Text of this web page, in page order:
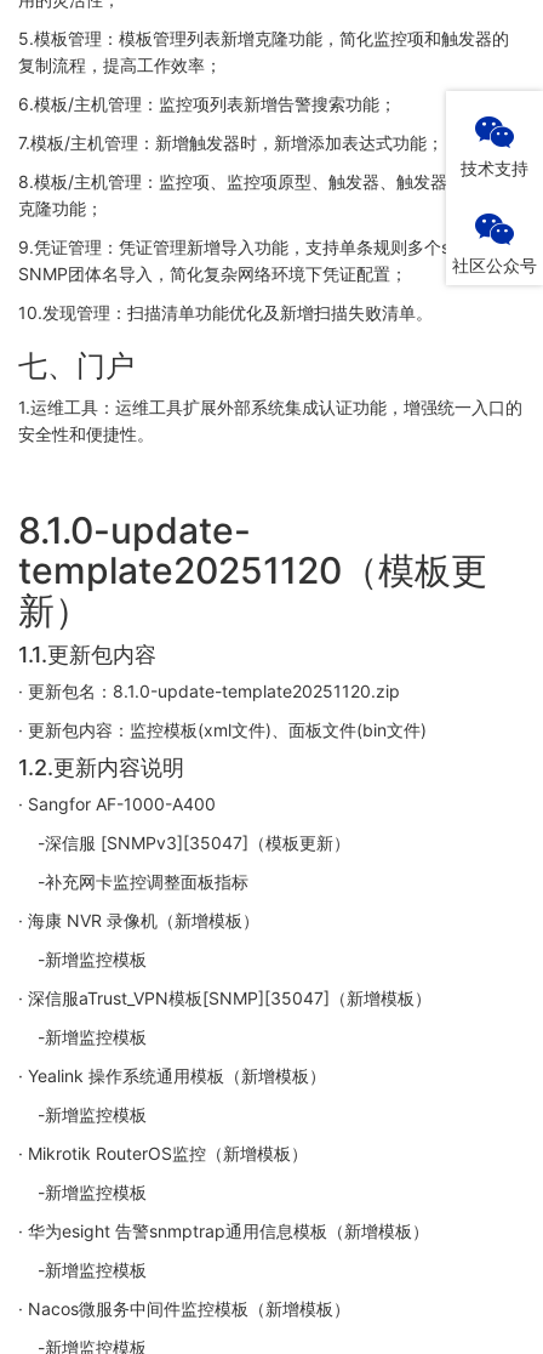
技术支持
社区公众号
5.模板管理：模板管理列表新增克隆功能，简化监控项和触发器的
复制流程，提高工作效率；
6.模板/主机管理：监控项列表新增告警搜索功能；
7.模板/主机管理：新增触发器时，新增添加表达式功能；
8.模板/主机管理：监控项、监控项原型、触发器、触发器原型新增
克隆功能；
9.凭证管理：凭证管理新增导入功能，支持单条规则多个ssh账密或
SNMP团体名导入，简化复杂网络环境下凭证配置；
10.发现管理：扫描清单功能优化及新增扫描失败清单。
七、门户
1.运维工具：运维工具扩展外部系统集成认证功能，增强统一入口的
安全性和便捷性。
8.1.0-update-
template20251120（模板更
新）
1.1.更新包内容
· 更新包名：8.1.0-update-template20251120.zip
· 更新包内容：监控模板(xml文件)、面板文件(bin文件)
1.2.更新内容说明
· Sangfor AF-1000-A400
-深信服 [SNMPv3][35047]（模板更新）
-补充网卡监控调整面板指标
· 海康 NVR 录像机（新增模板）
-新增监控模板
· 深信服aTrust_VPN模板[SNMP][35047]（新增模板）
-新增监控模板
· Yealink 操作系统通用模板（新增模板）
-新增监控模板
· Mikrotik RouterOS监控（新增模板）
-新增监控模板
· 华为esight 告警snmptrap通用信息模板（新增模板）
-新增监控模板
· Nacos微服务中间件监控模板（新增模板）
-新增监控模板